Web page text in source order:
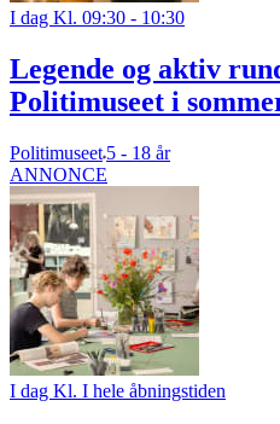
I dag Kl. 09:30 - 10:30
Legende og aktiv
Politimuseet i
Politimuseet 5 - 18 år
ANNONCE
I dag Kl. I hele åbningstiden